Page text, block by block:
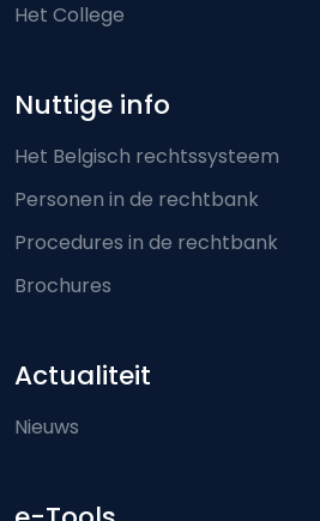
Het College
Nuttige info
Het Belgisch rechtssysteem
Personen in de rechtbank
Procedures in de rechtbank
Brochures
Actualiteit
Nieuws